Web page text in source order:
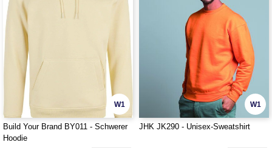
W1
Build Your Brand BY011 - Schwerer
Hoodie
W1
JHK JK290 - Unisex-Sweatshirt